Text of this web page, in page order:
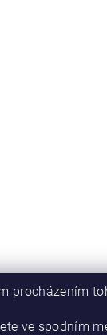
procházením
ve spodním